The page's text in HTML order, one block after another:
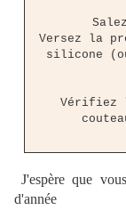
Versez la
silicone
Vérifiez
J'espère que
d'année